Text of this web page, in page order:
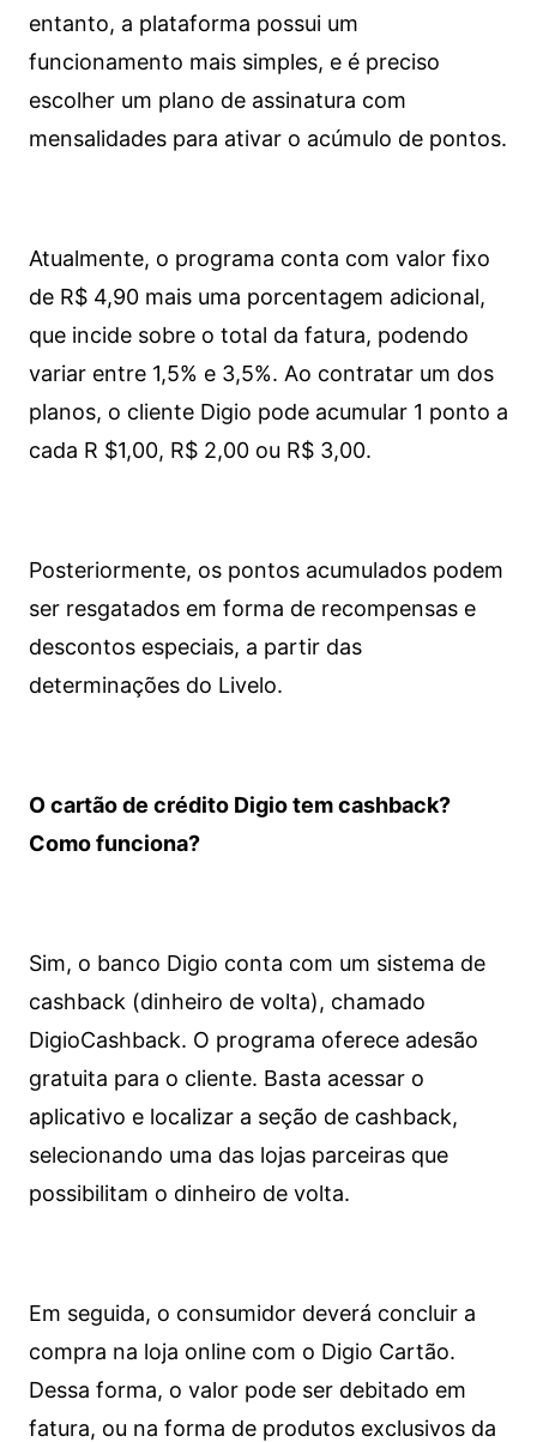
entanto, a plataforma possui um
funcionamento mais simples, e é preciso
escolher um plano de assinatura com
mensalidades para ativar o acúmulo de pontos.
Atualmente, o programa conta com valor fixo
de R$ 4,90 mais uma porcentagem adicional,
que incide sobre o total da fatura, podendo
variar entre 1,5% e 3,5%. Ao contratar um dos
planos, o cliente Digio pode acumular 1 ponto a
cada R $1,00, R$ 2,00 ou R$ 3,00.
Posteriormente, os pontos acumulados podem
ser resgatados em forma de recompensas e
descontos especiais, a partir das
determinações do Livelo.
O cartão de crédito Digio tem cashback?
Como funciona?
Sim, o banco Digio conta com um sistema de
cashback (dinheiro de volta), chamado
DigioCashback. O programa oferece adesão
gratuita para o cliente. Basta acessar o
aplicativo e localizar a seção de cashback,
selecionando uma das lojas parceiras que
possibilitam o dinheiro de volta.
Em seguida, o consumidor deverá concluir a
compra na loja online com o Digio Cartão.
Dessa forma, o valor pode ser debitado em
fatura, ou na forma de produtos exclusivos da